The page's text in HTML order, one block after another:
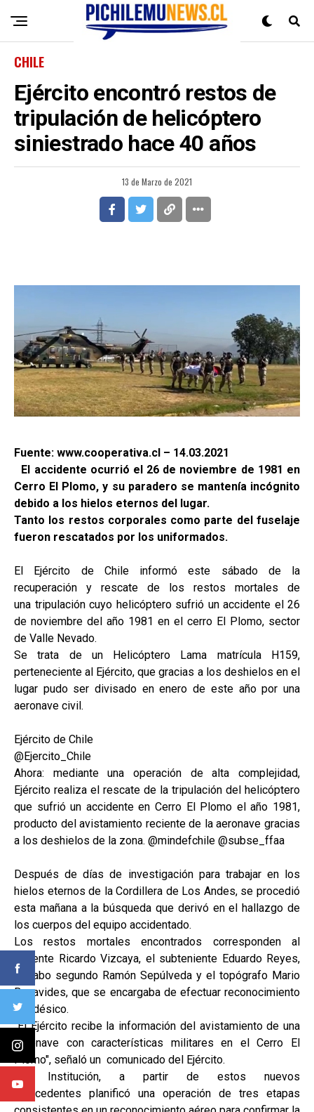
CHILE
Ejército encontró restos de
tripulación de helicóptero
siniestrado hace 40 años
13 de Marzo de 2021
Fuente: www.cooperativa.cl – 14.03.2021
El accidente ocurrió el 26 de noviembre de 1981 en
Cerro El Plomo, y su paradero se mantenía incógnito
debido a los hielos eternos del lugar.
Tanto los restos corporales como parte del fuselaje
fueron rescatados por los uniformados.
El Ejército de Chile informó este sábado de la
recuperación y rescate de los restos mortales de
una tripulación cuyo helicóptero sufrió un accidente el 26
de noviembre del año 1981 en el cerro El Plomo, sector
de Valle Nevado.
Se trata de un Helicóptero Lama matrícula H159,
perteneciente al Ejército, que gracias a los deshielos en el
lugar pudo ser divisado en enero de este año por una
aeronave civil.
Ejército de Chile
@Ejercito_Chile
Ahora: mediante una operación de alta complejidad,
Ejército realiza el rescate de la tripulación del helicóptero
que sufrió un accidente en Cerro El Plomo el año 1981,
producto del avistamiento reciente de la aeronave gracias
a los deshielos de la zona. @mindefchile @subse_ffaa
Después de días de investigación para trabajar en los
hielos eternos de la Cordillera de Los Andes, se procedió
esta mañana a la búsqueda que derivó en el hallazgo de
los cuerpos del equipo accidentado.
Los restos mortales encontrados corresponden al
teniente Ricardo Vizcaya, el subteniente Eduardo Reyes,
el cabo segundo Ramón Sepúlveda y el topógrafo Mario
Benavides, que se encargaba de efectuar reconocimiento
geodésico.
"El Ejército recibe la información del avistamiento de una
aeronave con características militares en el Cerro El
Plomo", señaló un comunicado del Ejército.
"La Institución, a partir de estos nuevos
antecedentes planificó una operación de tres etapas